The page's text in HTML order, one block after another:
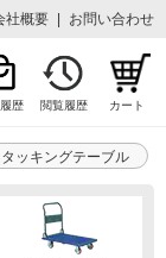
社概要 お問い合わせ
歴 閲覧履歴 カート
ッキングテーブル